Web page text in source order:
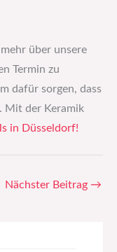
über unsere
Termin zu
dafür sorgen, dass
Mit der Keramik
in Düsseldorf!
Nächster Beitrag →